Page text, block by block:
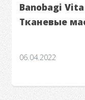
Banobagi
Тканевые
06.04.2022